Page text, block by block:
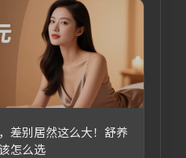
差别居然这么大！舒养
怎么选